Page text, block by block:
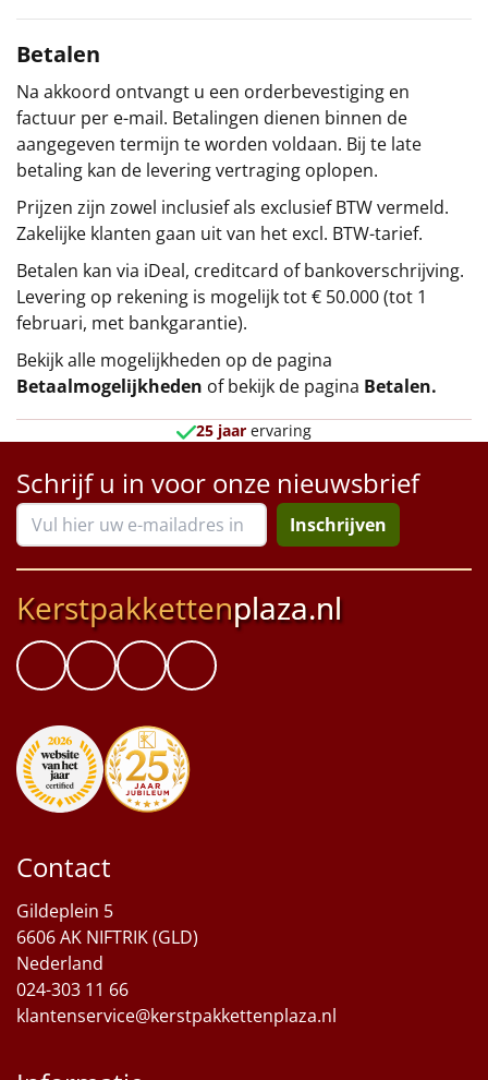
Betalen
Na akkoord ontvangt u een orderbevestiging en
factuur per e-mail. Betalingen dienen binnen de
aangegeven termijn te worden voldaan. Bij te late
betaling kan de levering vertraging oplopen.
Prijzen zijn zowel inclusief als exclusief BTW vermeld.
Zakelijke klanten gaan uit van het excl. BTW-tarief.
Betalen kan via iDeal, creditcard of bankoverschrijving.
Levering op rekening is mogelijk tot € 50.000 (tot 1
februari, met bankgarantie).
Bekijk alle mogelijkheden op de pagina
Betaalmogelijkheden of bekijk de pagina Betalen.
25 jaar ervaring
Schrijf u in voor onze nieuwsbrief
Inschrijven
Kerstpakkettenplaza.nl
Contact
Gildeplein 5
6606 AK NIFTRIK (GLD)
Nederland
024-303 11 66
klantenservice@kerstpakkettenplaza.nl